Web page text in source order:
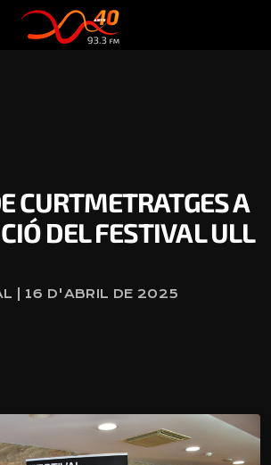
CURTMETRATGES A
DEL FESTIVAL ULL
| 16 D'ABRIL DE 2025